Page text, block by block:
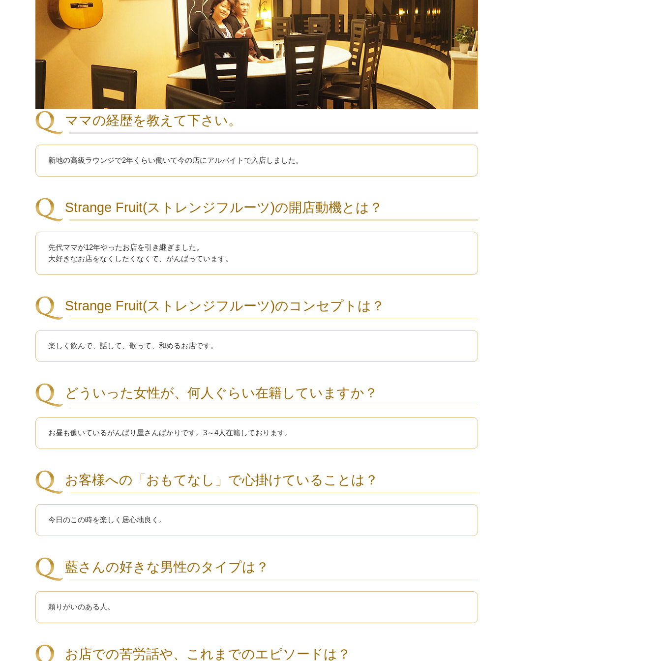
ママの経歴を教えて下さい。
新地の高級ラウンジで2年くらい働いて今の店にアルバイトで入店しました。
Strange Fruit(ストレンジフルーツ)の開店動機とは？
先代ママが12年やったお店を引き継ぎました。
大好きなお店をなくしたくなくて、がんばっています。
Strange Fruit(ストレンジフルーツ)のコンセプトは？
楽しく飲んで、話して、歌って、和めるお店です。
どういった女性が、何人ぐらい在籍していますか？
お昼も働いているがんばり屋さんばかりです。3～4人在籍しております。
お客様への「おもてなし」で心掛けていることは？
今日のこの時を楽しく居心地良く。
藍さんの好きな男性のタイプは？
頼りがいのある人。
お店での苦労話や、これまでのエピソードは？